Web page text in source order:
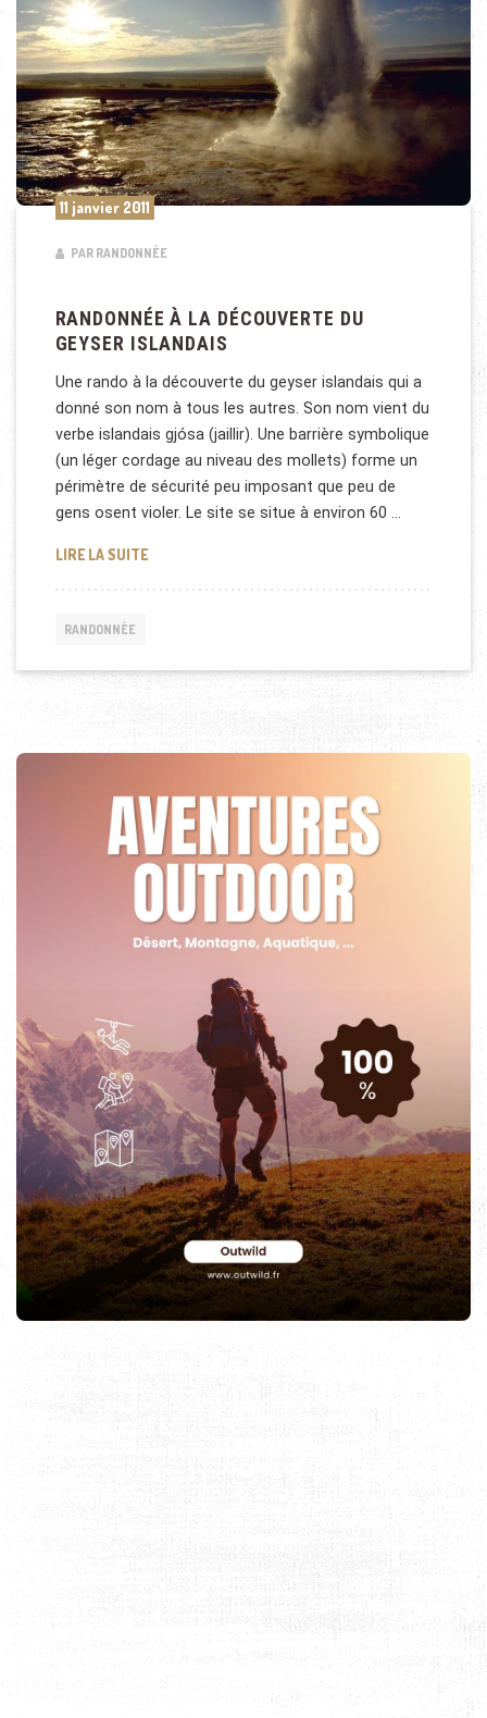
11 janvier 2011
PAR RANDONNÉE
RANDONNÉE À LA DÉCOUVERTE DU
GEYSER ISLANDAIS
Une rando à la découverte du geyser islandais qui a
donné son nom à tous les autres. Son nom vient du
verbe islandais gjósa (jaillir). Une barrière symbolique
(un léger cordage au niveau des mollets) forme un
périmètre de sécurité peu imposant que peu de
gens osent violer. Le site se situe à environ 60 …
LIRE LA SUITERANDONNÉE À LA DÉCOUVERTE DU GEYSER
RANDONNÉE